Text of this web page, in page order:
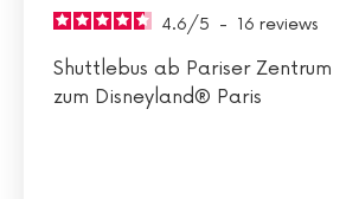
4.6/5 - 16 reviews
Shuttlebus ab Pariser Zentrum
zum Disneyland® Paris